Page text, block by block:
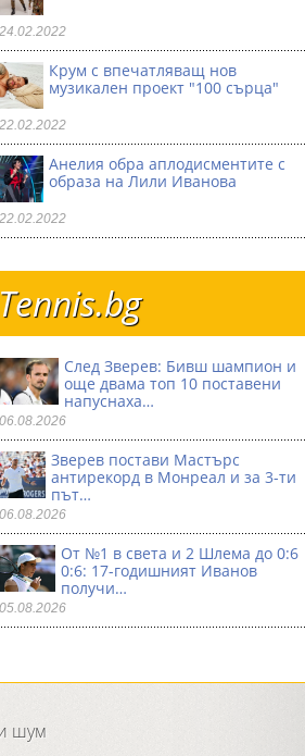
Крум с впечатляващ нов
музикален проект "100 сърца"
Анелия обра аплодисментите с
образа на Лили Иванова
След Зверев: Бивш шампион и
още двама топ 10 поставени
напуснаха…
Зверев постави Мастърс
антирекорд в Монреал и за 3-ти
път…
От №1 в света и 2 Шлема до 0:6
0:6: 17-годишният Иванов
получи…
шум